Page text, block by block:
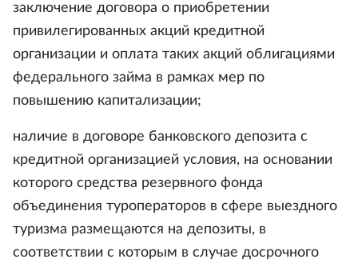
заключение договора о приобретении
привилегированных акций кредитной
организации и оплата таких акций облигациями
федерального займа в рамках мер по
повышению капитализации;
наличие в договоре банковского депозита с
кредитной организацией условия, на основании
которого средства резервного фонда
объединения туроператоров в сфере выездного
туризма размещаются на депозиты, в
соответствии с которым в случае досрочного